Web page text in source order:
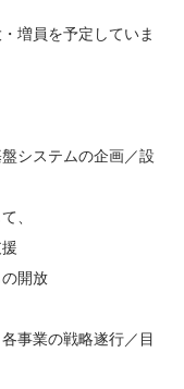
増員を予定していま
システムの企画／設
、
開放
事業の戦略遂行／目